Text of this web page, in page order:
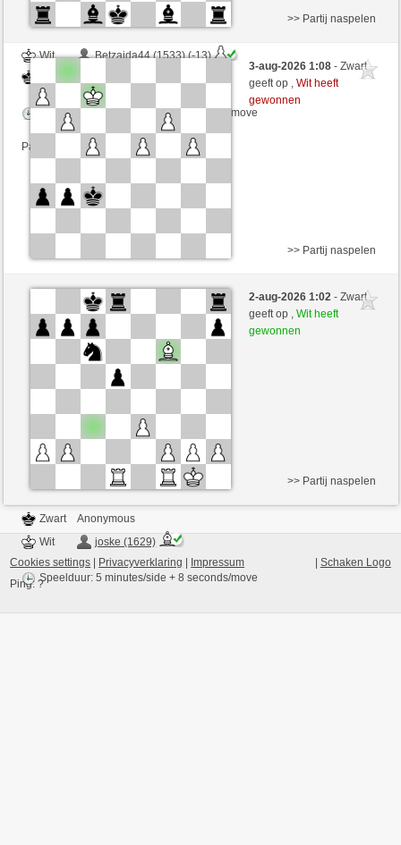
Wit
Betzaida44 (1533) (-13)
Zwart
Speelduur: 5 minutes/side + 8 seconds/move
Partij telt mee voor de ranglijst
>> Partij naspelen
3-aug-2026 1:08- Zwart
geeft op ,Wit heeft
gewonnen
Wit
Nichtverschwinden (1481) (+22)
joske (1629) (-22)
Speelduur: 5 minutes/side + 2 seconds/move
Partij telt mee voor de ranglijst
>> Partij naspelen
2-aug-2026 1:02- Zwart
geeft op ,Wit heeft
gewonnen
Zwart
Anonymous
Wit
joske (1629)
Speelduur: 5 minutes/side + 8 seconds/move
>> Partij naspelen
Schaken Logo
Cookies settings Privacyverklaring
Impressum
Ping:?